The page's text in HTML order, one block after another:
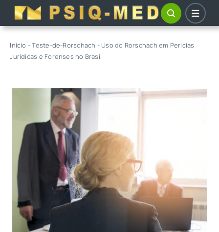
Skip
content
Início -Teste-de-Rorschach - Uso do Rorschach em Perícias
Jurídicas e Forenses no Brasil